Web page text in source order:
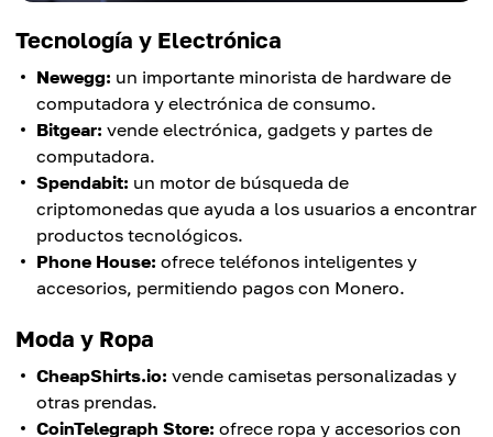
Tecnología y Electrónica
Newegg: un importante minorista de hardware de
computadora y electrónica de consumo.
Bitgear: vende electrónica, gadgets y partes de
computadora.
Spendabit: un motor de búsqueda de
criptomonedas que ayuda a los usuarios a encontrar
productos tecnológicos.
Phone House: ofrece teléfonos inteligentes y
accesorios, permitiendo pagos con Monero.
Moda y Ropa
CheapShirts.io: vende camisetas personalizadas y
otras prendas.
CoinTelegraph Store: ofrece ropa y accesorios con